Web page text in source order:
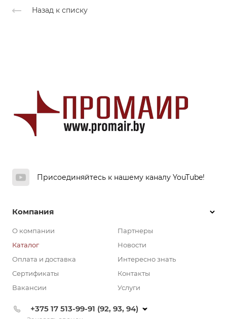
Назад к списку
Присоединяйтесь к нашему каналу YouTube!
Компания
О компании
Каталог
Оплата и доставка
Сертификаты
Вакансии
Партнеры
Новости
Интересно знать
Контакты
Услуги
+375 17 513-99-91 (92, 93, 94)